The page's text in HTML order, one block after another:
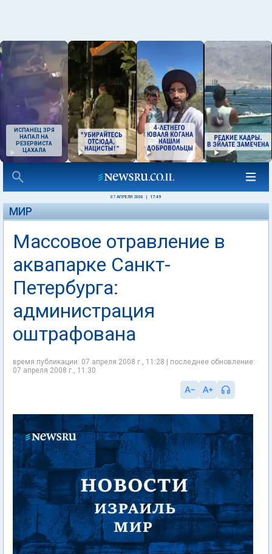
ИСПАНЕЦ ЗРЯ
НАПАЛ НА
РЕЗЕРВИСТА
ЦАХАЛА
07 АПРЕЛЯ 2008 17:49
МИР
Массовое отравление в
аквапарке Санкт-
Петербурга:
администрация
оштрафована
время публикации: 07 апреля 2008 г., 11:28 | последнее обновление:
07 апреля 2008 г., 11:30